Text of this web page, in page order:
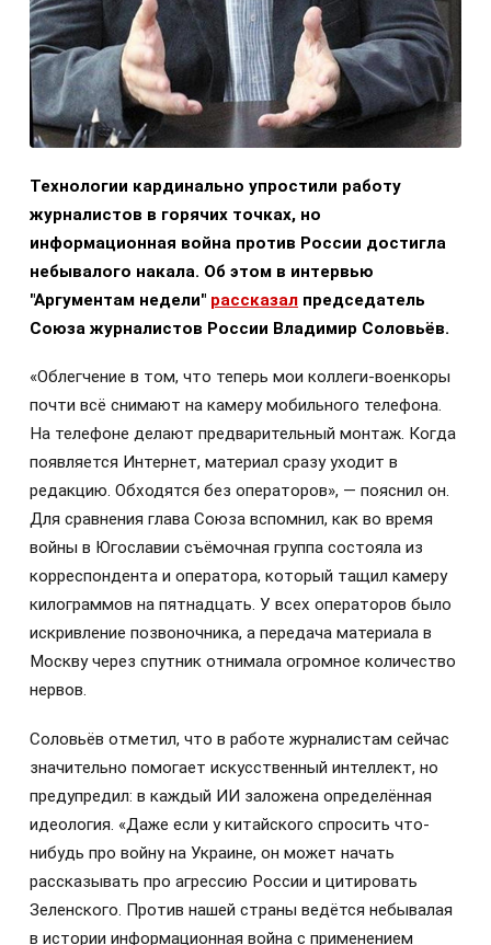
Технологии кардинально упростили работу
журналистов в горячих точках, но
информационная война против России достигла
небывалого накала. Об этом в интервью
"Аргументам недели" рассказал председатель
Союза журналистов России Владимир Соловьёв.
«Облегчение в том, что теперь мои коллеги-военкоры
почти всё снимают на камеру мобильного телефона.
На телефоне делают предварительный монтаж. Когда
появляется Интернет, материал сразу уходит в
редакцию. Обходятся без операторов», — пояснил он.
Для сравнения глава Союза вспомнил, как во время
войны в Югославии съёмочная группа состояла из
корреспондента и оператора, который тащил камеру
килограммов на пятнадцать. У всех операторов было
искривление позвоночника, а передача материала в
Москву через спутник отнимала огромное количество
нервов.
Соловьёв отметил, что в работе журналистам сейчас
значительно помогает искусственный интеллект, но
предупредил: в каждый ИИ заложена определённая
идеология. «Даже если у китайского спросить что-
нибудь про войну на Украине, он может начать
рассказывать про агрессию России и цитировать
Зеленского. Против нашей страны ведётся небывалая
в истории информационная война с применением